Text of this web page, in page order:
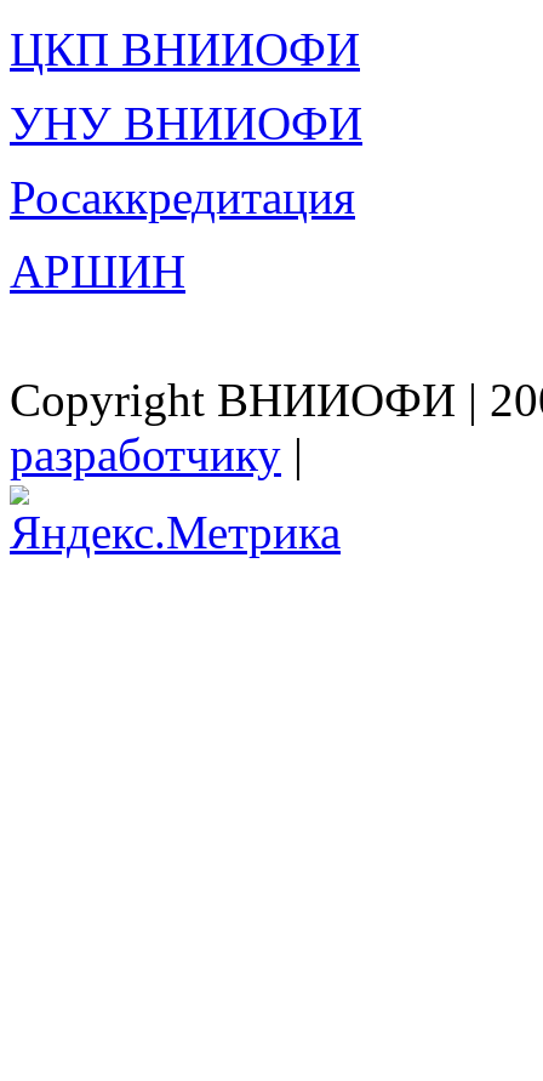
ЦКП ВНИИОФИ
УНУ ВНИИОФИ
Росаккредитация
АРШИН
Copyright ВНИИОФИ |
разработчику |